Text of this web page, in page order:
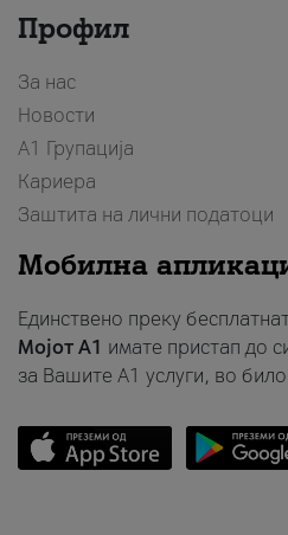
Профил
За нас
Новости
А1 Групација
Кариера
Заштита на лични податоци
Мобилна
Единствено преку
Мојот A1 имате пристап до
за Вашите A1 услуги, во